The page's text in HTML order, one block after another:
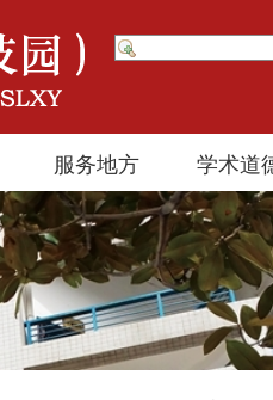
服务地方 学术道